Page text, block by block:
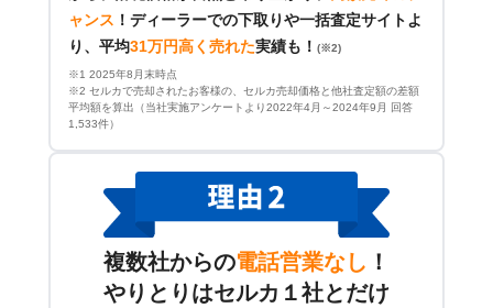
ャンス ！ ディーラーでの下取りや一括査定サイトよ
り、平均31万円高く売れた実績も！ (※2)
※1 2025年8月末時点
※2 セルカで売却されたお客様の、セルカ売却価格と他社査定額の差額
平均額を算出（当社実施アンケートより2022年4月～2024年9月 回答
1,533件）
複数社からの電話営業なし ！
やりとりはセルカ１社とだけ